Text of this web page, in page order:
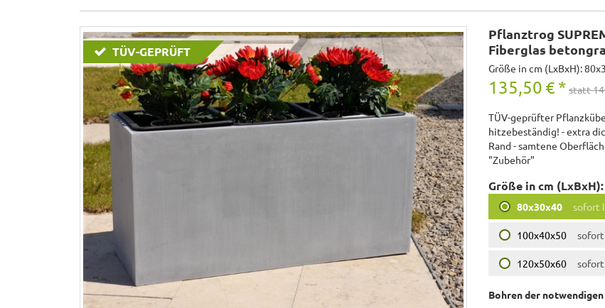
TÜV-GEPRÜFT
Pflanztrog
Fiberglas
Größe in cm (LxBxH):
135,50 € * statt
TÜV-geprüfter
hitzebeständig! - extra
Rand - samtene
"Zubehör"
Größe in cm (LxBxH):
80x30x40 sofort
100x40x50
120x50x60
Bohren der